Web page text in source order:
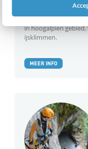
Je instrueert,
verschillende
in hoogalpien
ijsklimmen.
MEER INFO